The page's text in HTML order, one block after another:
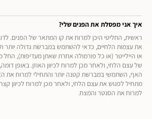
איך אני מפסלת את הפנים שלי?
ראשית, החליטי היכן למרוח את קו המתאר של הפנים.
את עצמות הלחיים, כדאי להשתמש במברשת גדולה יותר
או היילייטר (או כל פורמולה אחרת שאתן מעדיפות), החל
של עצם הלחי, ולאחר מכן למרוח לכיוון האוזן. באופן
האף, השתמשי במברשת קטנה יותר והתחילי למרוח את
מתחיל לפגוש את עצם הלחי, ולאחר מכן למרוח לכיוון
למרוח את הסנטר והמצח.